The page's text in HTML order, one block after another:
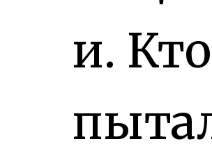
и. Кто